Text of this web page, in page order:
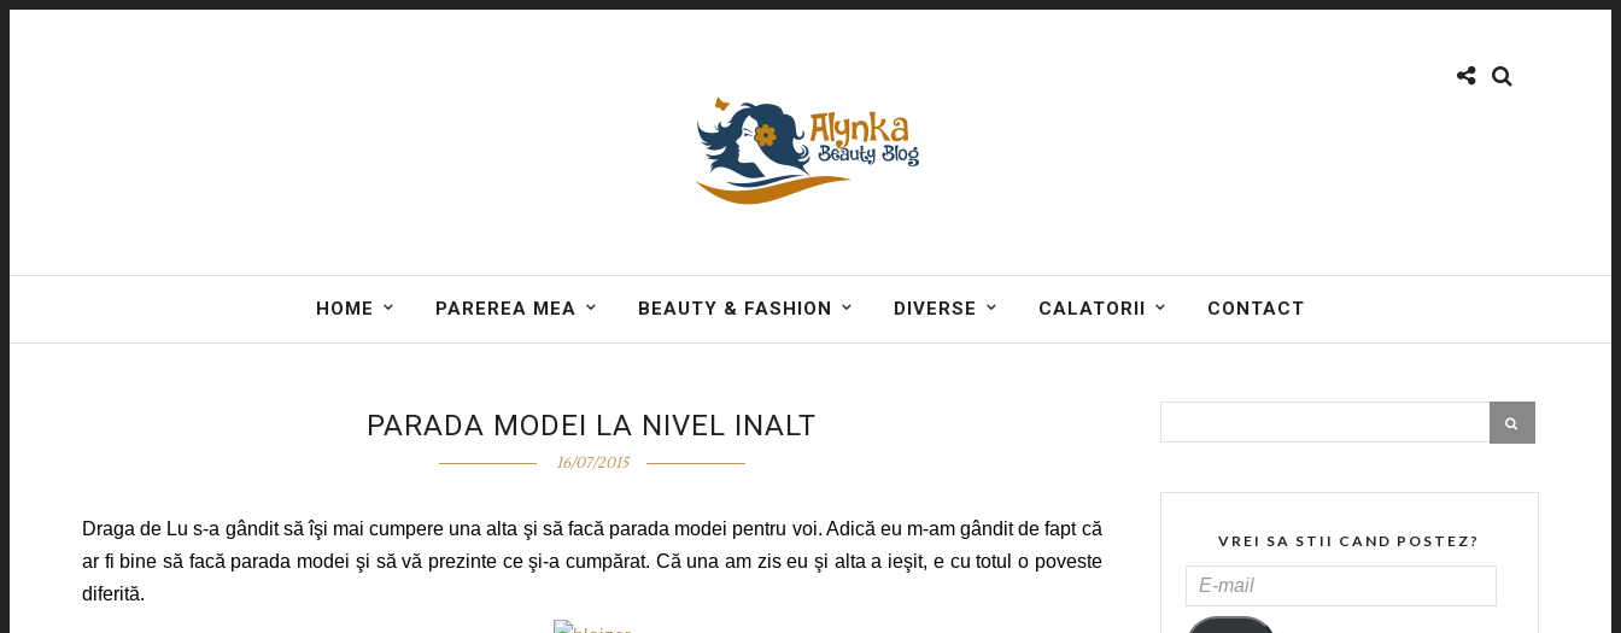
HOME PAREREA MEA BEAUTY & FASHION DIVERSE CALATORII CONTACT
PARADA MODEI LA NIVEL INALT
16/07/2015
Draga de Lu s-a gândit să îşi mai cumpere una alta şi să facă parada modei pentru voi. Adică eu m-am gândit de fapt că
ar fi bine să facă parada modei şi să vă prezinte ce şi-a cumpărat. Că una am zis eu şi alta a ieşit, e cu totul o poveste
diferită.
VREI SA STII CAND POSTEZ?
MAIL